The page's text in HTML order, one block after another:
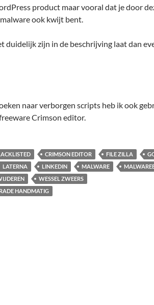
product maar vooral dat je door
ook kwijt bent.
duidelijk zijn in de beschrijving laat dan
naar verborgen scripts heb ik ook
Crimson editor.
CRIMSON EDITOR FILE ZILLA
LATERNA
LINKEDIN MALWARE
WESSEL ZWEERS
HANDMATIG